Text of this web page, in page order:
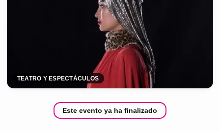
TEATRO Y ESPECTÁCULOS
Este evento ya ha finalizado